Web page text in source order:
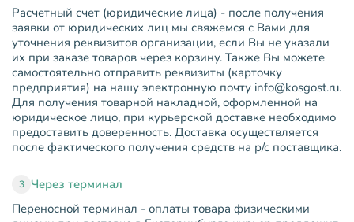
Расчетный счет (юридические лица) - после получения
заявки от юридических лиц мы свяжемся с Вами для
уточнения реквизитов организации, если Вы не указали
их при заказе товаров через корзину. Также Вы можете
самостоятельно отправить реквизиты (карточку
предприятия) на нашу электронную почту info@kosgost.ru.
Для получения товарной накладной, оформленной на
юридическое лицо, при курьерской доставке необходимо
предоставить доверенность. Доставка осуществляется
после фактического получения средств на р/с поставщика.
3 Через терминал
Переносной терминал - оплаты товара физическими